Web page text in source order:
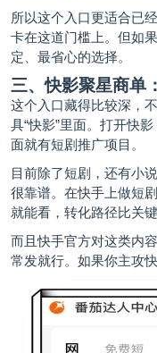
所以这个入口更适合已
卡在这道门槛上。但如
定、最省心的选择。
三、快影聚星商单
这个入口藏得比较深，
具“快影”里面。打开快
面就有短剧推广项目。
目前除了短剧，还有小
很靠谱。在快手上做短
就能看，转化路径比关
而且快手官方对这类内
常发就行。如果你主攻